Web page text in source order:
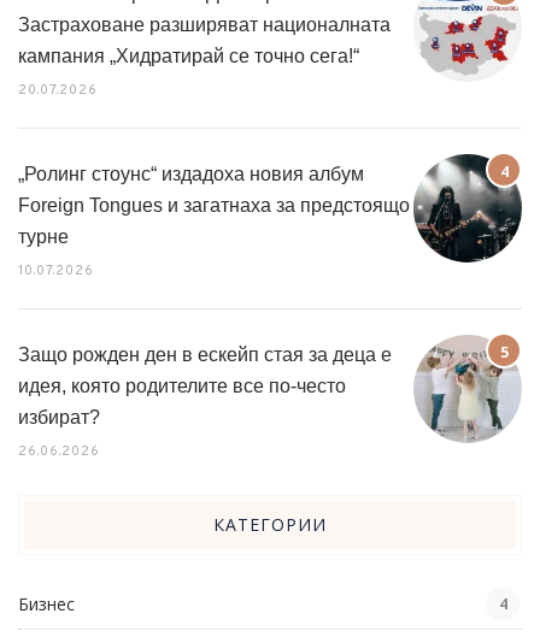
Застраховане разширяват националната
кампания „Хидратирай се точно сега!“
20.07.2026
„Ролинг стоунс“ издадоха новия албум
Foreign Tongues и загатнаха за предстоящо
турне
10.07.2026
Защо рожден ден в ескейп стая за деца е
идея, която родителите все по-често
избират?
26.06.2026
КАТЕГОРИИ
Бизнес 4